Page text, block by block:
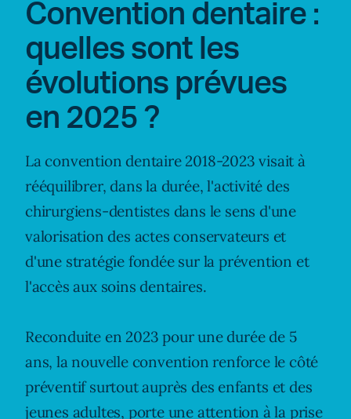
Convention dentaire :
quelles sont les
évolutions prévues
en 2025 ?
La convention dentaire 2018-2023 visait à
rééquilibrer, dans la durée, l'activité des
chirurgiens-dentistes dans le sens d'une
valorisation des actes conservateurs et
d'une stratégie fondée sur la prévention et
l'accès aux soins dentaires.
Reconduite en 2023 pour une durée de 5
ans, la nouvelle convention renforce le côté
préventif surtout auprès des enfants et des
jeunes adultes, porte une attention à la prise